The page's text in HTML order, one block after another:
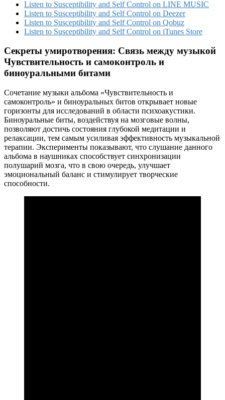
Listen to Susceptibility and Self Control on LINE MUSIC
Listen to Susceptibility and Self Control on Deezer
Listen to Susceptibility and Self Control on Qobuz
Listen to Susceptibility and Self Control on iTunes Store
Секреты умиротворения: Связь между музыкой
Чувствительность и самоконтроль и
биноуральными битами
Сочетание музыки альбома «Чувствительность и
самоконтроль» и биноуральных битов открывает новые
горизонты для исследований в области психоакустики.
Биноуральные биты, воздействуя на мозговые волны,
позволяют достичь состояния глубокой медитации и
релаксации, тем самым усиливая эффективность музыкальной
терапии. Эксперименты показывают, что слушание данного
альбома в наушниках способствует синхронизации
полушарий мозга, что в свою очередь, улучшает
эмоциональный баланс и стимулирует творческие
способности.